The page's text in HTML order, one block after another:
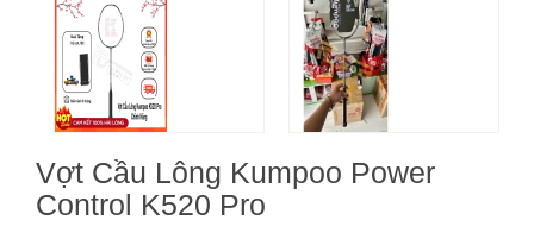
Vợt Cầu Lông Kumpoo Power
Control K520 Pro